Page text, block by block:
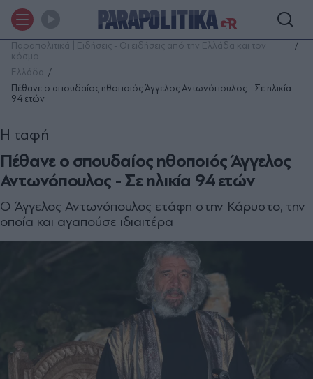
Παραπολιτικά | Ειδήσεις - Οι ειδήσεις από την Ελλάδα και τον
κόσμο
Ελλάδα
Πέθανε ο σπουδαίος ηθοποιός Άγγελος Αντωνόπουλος - Σε ηλικία
94 ετών
Πέθανε ο σπουδαίος ηθοποιός Άγγελος
Αντωνόπουλος - Σε ηλικία 94 ετών
Η ταφή
Ο Άγγελος Αντωνόπουλος ετάφη στην Κάρυστο, την
οποία και αγαπούσε ιδιαιτέρα